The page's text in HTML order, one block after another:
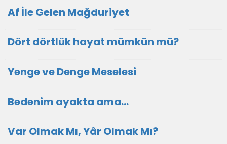
Af İle Gelen Mağduriyet
Dört dörtlük hayat mümkün mü?
Yenge ve Denge Meselesi
Bedenim ayakta ama...
Var Olmak Mı, Yâr Olmak Mı?